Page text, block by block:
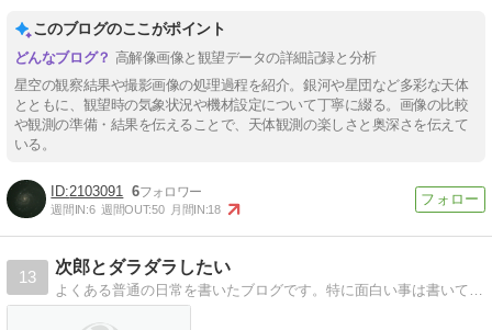
このブログのここがポイント
高解像画像と観望データの詳細記録と分析
星空の観察結果や撮影画像の処理過程を紹介。銀河や星団など多彩な天体
とともに、観望時の気象状況や機材設定について丁寧に綴る。画像の比較
や観測の準備・結果を伝えることで、天体観測の楽しさと奥深さを伝えて
いる。
2103091 6
週間IN:6 週間OUT:50 月間IN:18
13
次郎とダラダラしたい
よくある普通の日常を書いたブログです。特に面白い事は書いてませんが暇潰しにどうぞ。